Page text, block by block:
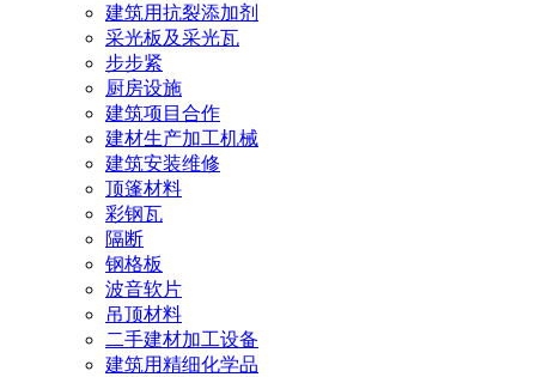
建筑用抗裂添加剂
采光板及采光瓦
步步紧
厨房设施
建筑项目合作
建材生产加工机械
建筑安装维修
顶篷材料
彩钢瓦
隔断
钢格板
波音软片
吊顶材料
二手建材加工设备
建筑用精细化学品